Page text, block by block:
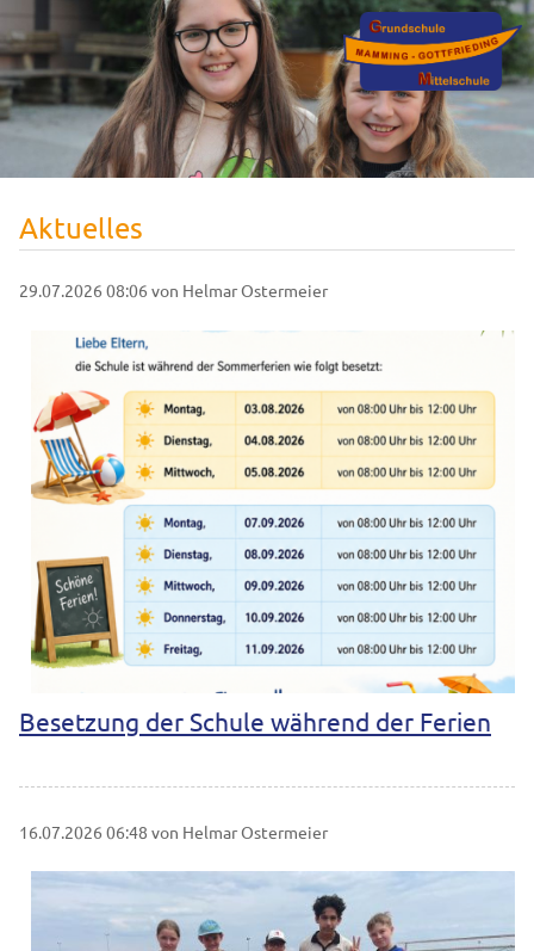
Aktuelles
29.07.2026 08:06 von Helmar Ostermeier
Besetzung der Schule während der Ferien
16.07.2026 06:48 von Helmar Ostermeier